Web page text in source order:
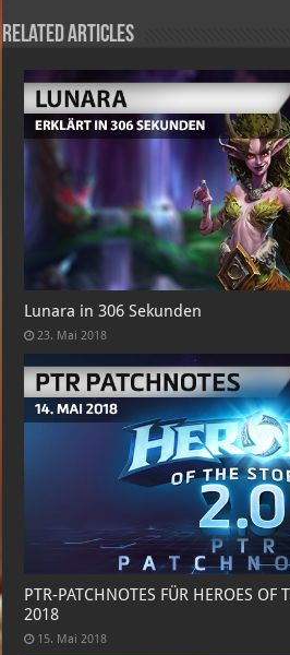
Related Articles
Lunara in 306 Sekunden
23. Mai 2018
PTR-PATCHNOTES FÜR HEROES
2018
15. Mai 2018